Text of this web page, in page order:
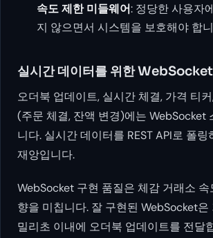
속도 제한 미들웨어: 정당한 사용자
지 않으면서 시스템을 보호해야 합
실시간 데이터를 위한 WebSocket
오더북 업데이트, 실시간 체결, 가격 티
(주문 체결, 잔액 변경)에는 WebSocket
니다. 실시간 데이터를 REST API로 폴
재앙입니다.
WebSocket 구현 품질은 체감 거래소 속
향을 미칩니다. 잘 구현된 WebSocket
밀리초 이내에 오더북 업데이트를 전달